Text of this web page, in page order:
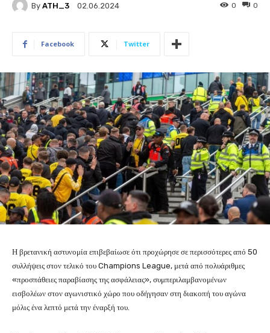
By ATH_3 02.06.2024 0
0
Facebook Twitter
Η βρετανική αστυνομία επιβεβαίωσε ότι προχώρησε σε περισσότερες από 50
συλλήψεις στον τελικό του Champions League, μετά από πολυάριθμες
«προσπάθειες παραβίασης της ασφάλειας», συμπεριλαμβανομένων
εισβολέων στον αγωνιστικό χώρο που οδήγησαν στη διακοπή του αγώνα
μόλις ένα λεπτό μετά την έναρξή του.